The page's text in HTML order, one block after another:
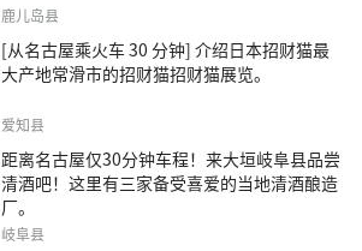
鹿儿岛县
[从名古屋乘火车 30 分钟] 介绍日本招财猫最
大产地常滑市的招财猫招财猫展览。
爱知县
距离名古屋仅30分钟车程！来大垣岐阜县品尝
清酒吧！这里有三家备受喜爱的当地清酒酿造
厂。
岐阜县